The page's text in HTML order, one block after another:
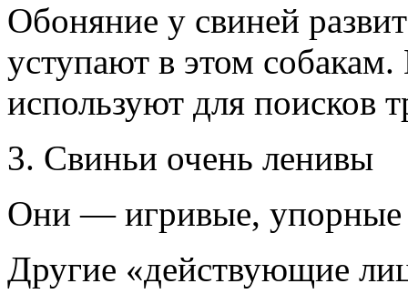
Обоняние у свиней
уступают в этом
используют для поисков
3. Свиньи очень ленивы
Они — игривые, упорные
Другие «действующие